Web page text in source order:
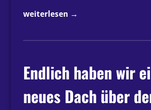
„Shirts
PCI-
weiterlesen →
Endlich haben wir
neues Dach über